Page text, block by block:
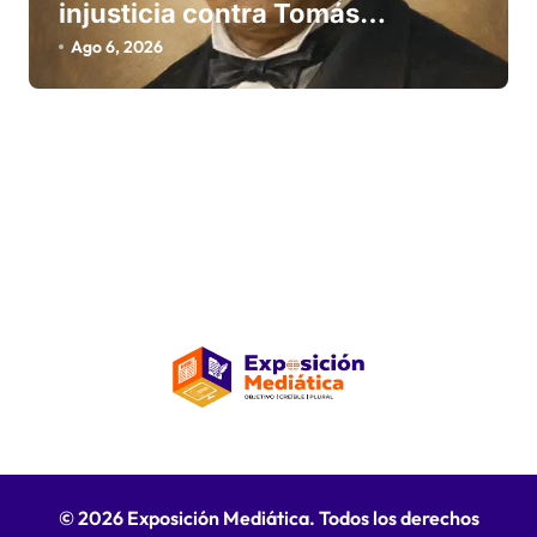
injusticia contra Tomás
Bobadilla
Ago 6, 2026
© 2026 Exposición Mediática. Todos los derechos